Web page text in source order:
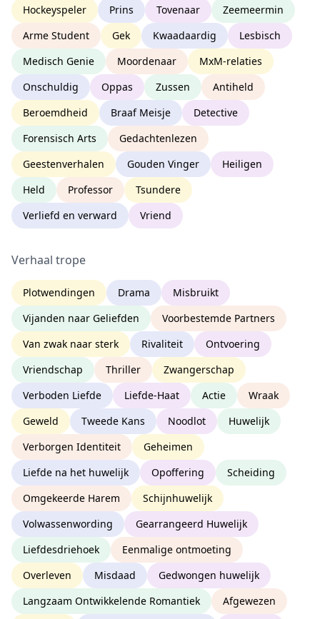
Hockeyspeler Prins Tovenaar
Zeemeermin
Arme Student
Gek Kwaadaardig
Lesbisch
Medisch Genie
Moordenaar
MxM-relaties
Onschuldig
Oppas Zussen
Antiheld
Beroemdheid
Braaf Meisje
Detective
Forensisch Arts
Gedachtenlezen
Geestenverhalen
Gouden Vinger
Heiligen
Held
Professor
Tsundere
Verliefd en verward
Vriend
Verhaal trope
Plotwendingen Drama
Misbruikt
Vijanden naar Geliefden
Voorbestemde Partners
Van zwak naar sterk
Rivaliteit
Ontvoering
Vriendschap
Thriller
Zwangerschap
Verboden Liefde
Liefde-Haat Actie
Wraak
Geweld
Tweede Kans Noodlot
Huwelijk
Verborgen Identiteit
Geheimen
Liefde na het huwelijk
Opoffering
Scheiding
Omgekeerde Harem
Schijnhuwelijk
Volwassenwording
Gearrangeerd Huwelijk
Liefdesdriehoek
Eenmalige ontmoeting
Overleven
Misdaad
Gedwongen huwelijk
Langzaam Ontwikkelende Romantiek
Afgewezen